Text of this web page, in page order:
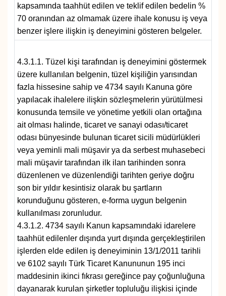
kapsamında taahhüt edilen ve teklif edilen bedelin %
70 oranından az olmamak üzere ihale konusu iş veya
benzer işlere ilişkin iş deneyimini gösteren belgeler.
4.3.1.1. Tüzel kişi tarafından iş deneyimini göstermek
üzere kullanılan belgenin, tüzel kişiliğin yarısından
fazla hissesine sahip ve 4734 sayılı Kanuna göre
yapılacak ihalelere ilişkin sözleşmelerin yürütülmesi
konusunda temsile ve yönetime yetkili olan ortağına
ait olması halinde, ticaret ve sanayi odası/ticaret
odası bünyesinde bulunan ticaret sicili müdürlükleri
veya yeminli mali müşavir ya da serbest muhasebeci
mali müşavir tarafından ilk ilan tarihinden sonra
düzenlenen ve düzenlendiği tarihten geriye doğru
son bir yıldır kesintisiz olarak bu şartların
korunduğunu gösteren, e-forma uygun belgenin
kullanılması zorunludur.
4.3.1.2. 4734 sayılı Kanun kapsamındaki idarelere
taahhüt edilenler dışında yurt dışında gerçekleştirilen
işlerden elde edilen iş deneyiminin 13/1/2011 tarihli
ve 6102 sayılı Türk Ticaret Kanununun 195 inci
maddesinin ikinci fıkrası gereğince pay çoğunluğuna
dayanarak kurulan şirketler topluluğu ilişkisi içinde